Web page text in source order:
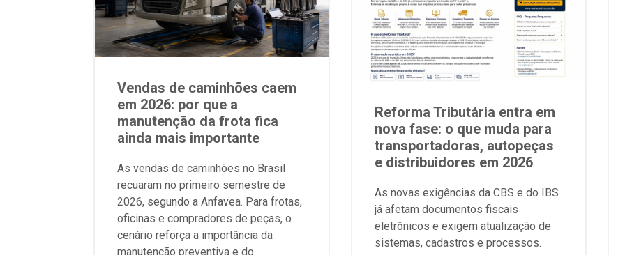
Vendas de caminhões caem
em 2026: por que a
manutenção da frota fica
ainda mais importante
As vendas de caminhões no Brasil
recuaram no primeiro semestre de
2026, segundo a Anfavea. Para frotas,
oficinas e compradores de peças, o
cenário reforça a importância da
manutenção preventiva e do
Reforma Tributária entra em
nova fase: o que muda para
transportadoras, autopeças
e distribuidores em 2026
As novas exigências da CBS e do IBS
já afetam documentos fiscais
eletrônicos e exigem atualização de
sistemas, cadastros e processos.